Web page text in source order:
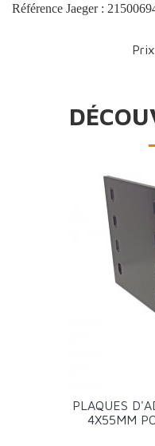
Référence Jaeger :
PLAQUES
4X55MM